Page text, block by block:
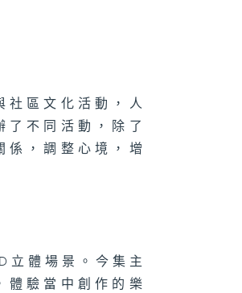
社區文化活動，人
不同活動，除了
係，調整心境，增
立體場景。今集主
體驗當中創作的樂